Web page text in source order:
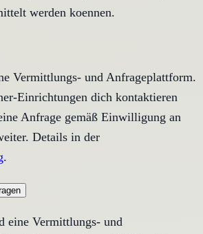
werden koennen.
Vermittlungs- und Anfrageplattform.
Einrichtungen dich kontaktieren
Anfrage gemäß Einwilligung an
Details in der
.
eine Vermittlungs- und